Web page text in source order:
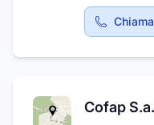
Chiama